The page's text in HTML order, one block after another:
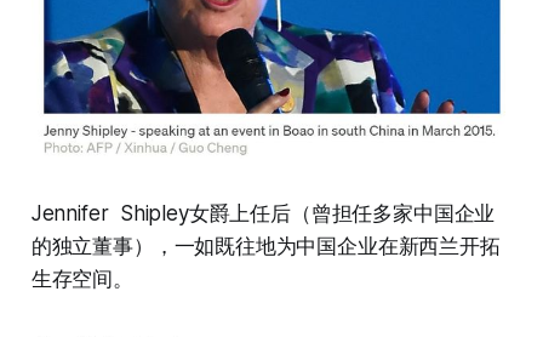
Jennifer Shipley女爵上任后（曾担任多家中国企业
的独立董事），一如既往地为中国企业在新西兰开拓
生存空间。